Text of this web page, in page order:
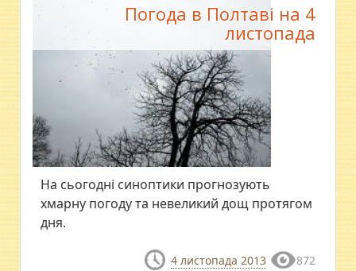
Погода в Полтаві на 4
листопада
На сьогодні синоптики прогнозують
хмарну погоду та невеликий дощ протягом
дня.
4 листопада 2013 872